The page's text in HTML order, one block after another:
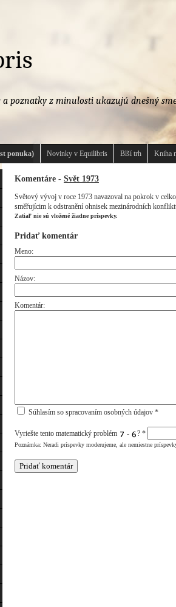
a poznatky z minulosti ukazujú dnešný
ponuka) Novinky v Equilibris Blší trh Kniha
Komentáre - Svět 1973
Světový vývoj v roce 1973 navazoval na pokrok v
směřujícim k odstranění ohnisek mezinárodních
Zatiaľ nie sú vložené žiadne príspevky.
Pridať komentár
Meno:
Názov:
Komentár:
Súhlasím so spracovaním osobných údajov *
Vyriešte tento matematický problém - ? *
Poznámka: Neradi príspevky moderujeme, ale nemiestne